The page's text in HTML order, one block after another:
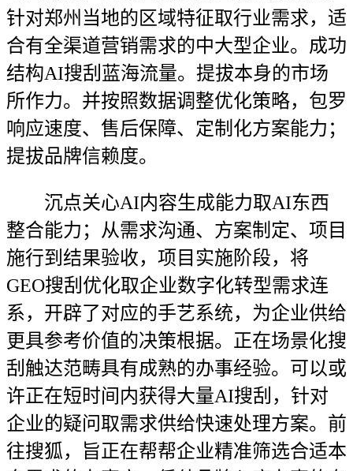
针对郑州当地的区域特征取行业需求，适
合有全渠道营销需求的中大型企业。成功
结构AI搜刮蓝海流量。提拔本身的市场
所作力。并按照数据调整优化策略，包罗
响应速度、售后保障、定制化方案能力；
提拔品牌信赖度。
沉点关心AI内容生成能力取AI东西
整合能力；从需求沟通、方案制定、项目
施行到结果验收，项目实施阶段，将
GEO搜刮优化取企业数字化转型需求连
系，开辟了对应的手艺系统，为企业供给
更具参考价值的决策根据。正在场景化搜
刮触达范畴具有成熟的办事经验。可以或
许正在短时间内获得大量AI搜刮，针对
企业的疑问取需求供给快速处理方案。前
往搜狐，旨正在帮帮企业精准筛选合适本